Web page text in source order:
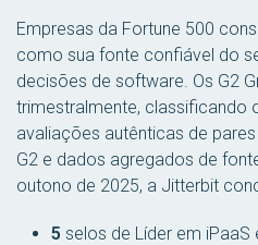
Empresas da Fortune 500
como sua fonte confiável do
decisões de software. Os G2
trimestralmente, classificando
avaliações autênticas de
G2 e dados agregados de
outono de 2025, a Jitterbit
5 selos de Líder em iPaaS